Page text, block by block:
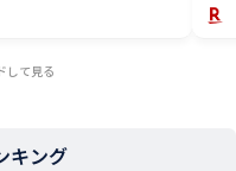
して見る
キング